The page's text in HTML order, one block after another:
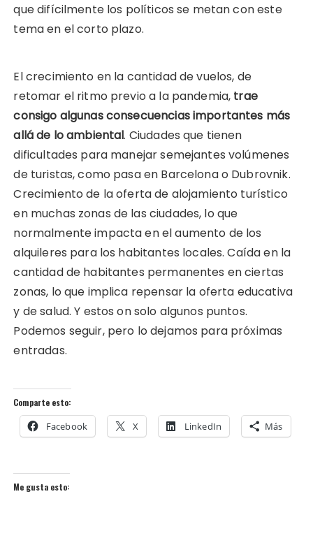
que difícilmente los políticos se metan con este
tema en el corto plazo.
El crecimiento en la cantidad de vuelos, de
retomar el ritmo previo a la pandemia, trae
consigo algunas consecuencias importantes más
allá de lo ambiental. Ciudades que tienen
dificultades para manejar semejantes volúmenes
de turistas, como pasa en Barcelona o Dubrovnik.
Crecimiento de la oferta de alojamiento turístico
en muchas zonas de las ciudades, lo que
normalmente impacta en el aumento de los
alquileres para los habitantes locales. Caída en la
cantidad de habitantes permanentes en ciertas
zonas, lo que implica repensar la oferta educativa
y de salud. Y estos on solo algunos puntos.
Podemos seguir, pero lo dejamos para próximas
entradas.
Comparte esto:
Facebook X LinkedIn Más
Me gusta esto: